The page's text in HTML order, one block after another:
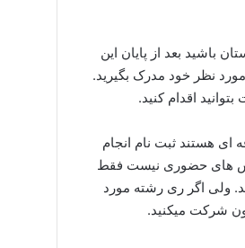
باشید بعد از پایان این
نظر خود مدرک بگیرید.
اقدام کنید.
ای هستند ثبت نام انجام
های حضوری نیست فقط
ولی اگر ری رشته مورد
شرکت میکنید.